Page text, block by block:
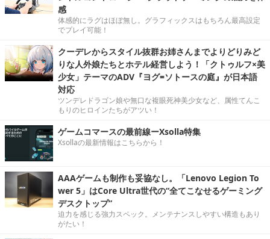
感
体感的にラグはほぼ無し。グラフィックスはもちろん最高設定
でプレイ可能！
クーデレからスタイル抜群お姉さんまでよりどりみど
りな人外娘たちとホテル経営しよう！「クトゥルフ×美
少女」テーマのADV『ヨグ=ソトースの庭』が日本語
対応
ツンデレドラゴン娘や無口な複眼死神美少女など、属性てんこ
もりのヒロインたちがアツい！
ゲームコマースの最前線ーXsolla特集
Xsollaの最新情報はこちらから！
AAAゲームも制作も妥協なし。「Lenovo Legion To
wer 5」はCore Ultra世代の“全てこなせるゲーミング
デスクトップ”
迫力を感じる強力スペック。メンテナンスしやすい構造もあり
がたい！